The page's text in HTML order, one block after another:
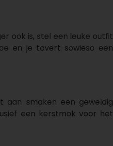
ook is, stel een leuke outfit
en je tovert sowieso een
smaken een geweldig
een kerstmok voor het